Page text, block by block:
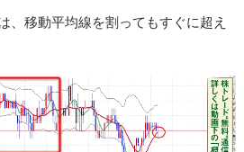
、移動平均線を割ってもすぐに超え